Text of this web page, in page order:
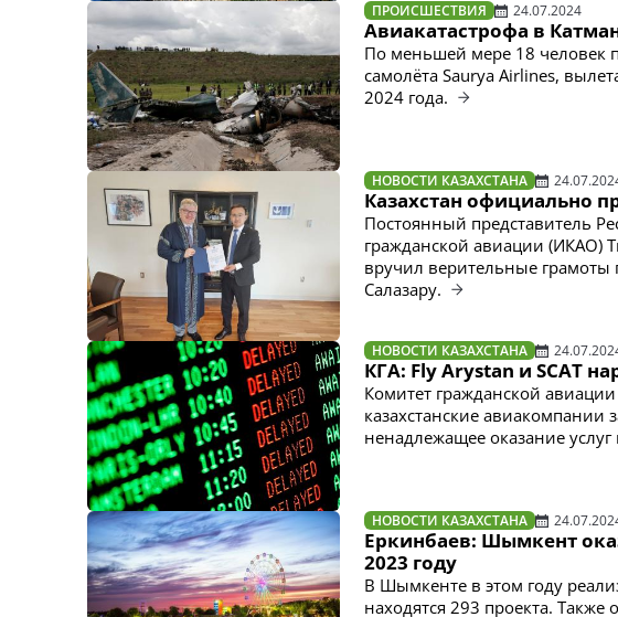
ПРОИСШЕСТВИЯ 24.07.2024
Авиакатастрофа в
По меньшей мере 18 человек
самолёта Saurya Airlines,
2024 года.
НОВОСТИ КАЗАХСТАНА
Казахстан официально
Постоянный представитель
гражданской авиации (ИКАО)
вручил верительные грамоты
Салазару.
НОВОСТИ КАЗАХСТАНА
КГА: Fly Arystan и SCAT
Комитет гражданской
казахстанские авиакомпании
ненадлежащее оказание
НОВОСТИ КАЗАХСТАНА
Еркинбаев: Шымкент
2023 году
В Шымкенте в этом году
находятся 293 проекта. Также